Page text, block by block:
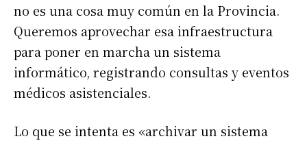
no es una cosa muy común en la Provincia.
Queremos aprovechar esa infraestructura
para poner en marcha un sistema
informático, registrando consultas y eventos
médicos asistenciales.
Lo que se intenta es «archivar un sistema